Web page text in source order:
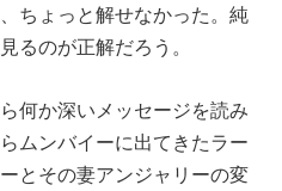
ちょっと解せなかった。純
るのが正解だろう。
何か深いメッセージを読み
ムンバイーに出てきたラー
とその妻アンジャリーの変